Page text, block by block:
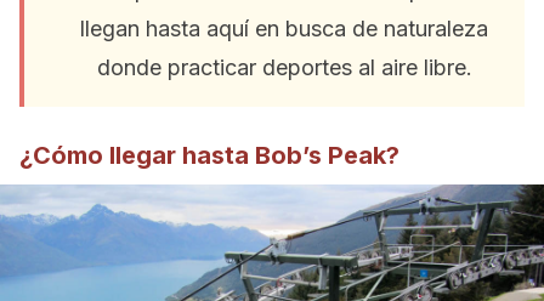
llegan hasta aquí en busca de naturaleza
donde practicar deportes al aire libre.
¿Cómo llegar hasta Bob’s Peak?